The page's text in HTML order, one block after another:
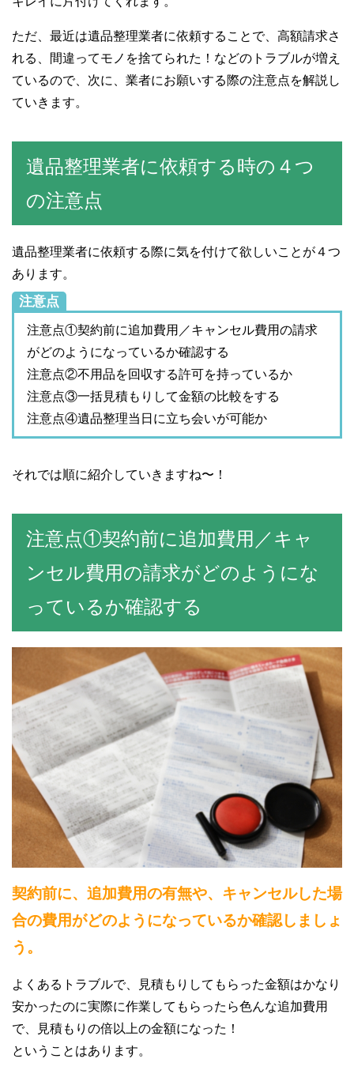
ただ、最近は遺品整理業者に依頼することで、高額請求さ
れる、間違ってモノを捨てられた！などのトラブルが増え
ているので、次に、業者にお願いする際の注意点を解説し
ていきます。
遺品整理業者に依頼する時の４つ
の注意点
遺品整理業者に依頼する際に気を付けて欲しいことが４つ
あります。
注意点
注意点①契約前に追加費用／キャンセル費用の請求
がどのようになっているか確認する
注意点②不用品を回収する許可を持っているか
注意点③一括見積もりして金額の比較をする
注意点④遺品整理当日に立ち会いが可能か
それでは順に紹介していきますね〜！
注意点①契約前に追加費用／キャ
ンセル費用の請求がどのようにな
っているか確認する
契約前に、追加費用の有無や、キャンセルした場
合の費用がどのようになっているか確認しましょ
う。
よくあるトラブルで、見積もりしてもらった金額はかなり
安かったのに実際に作業してもらったら色んな追加費用
で、見積もりの倍以上の金額になった！
ということはあります。